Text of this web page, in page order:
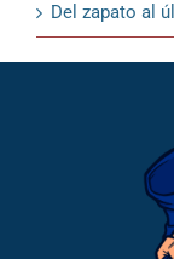
Del zapato al